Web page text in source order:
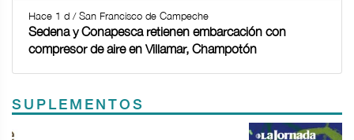
Hace 1 d / San Francisco de Campeche
Sedena y Conapesca retienen embarcación con
compresor de aire en Villamar, Champotón
SUPLEMENTOS